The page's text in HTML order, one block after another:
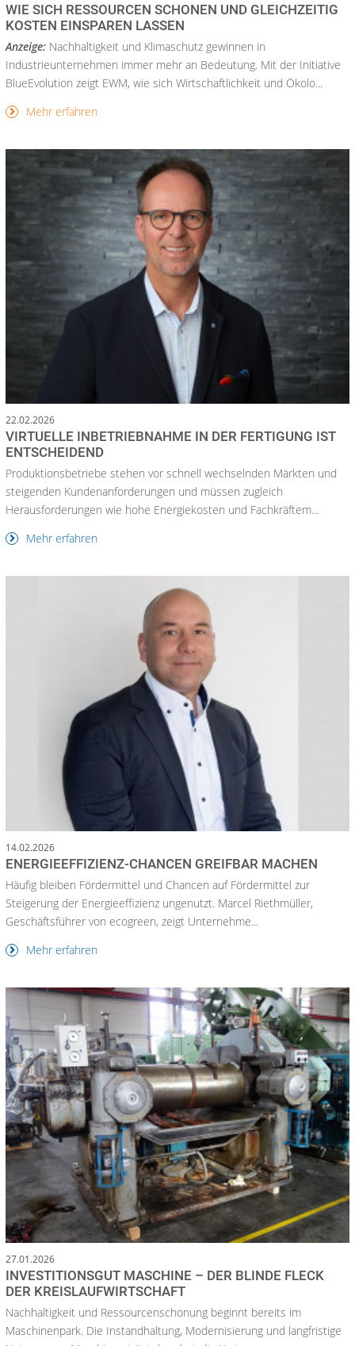
WIE SICH RESSOURCEN SCHONEN UND GLEICHZEITIG
KOSTEN EINSPAREN LASSEN
Anzeige: Nachhaltigkeit und Klimaschutz gewinnen in
Industrieunternehmen immer mehr an Bedeutung. Mit der Initiative
BlueEvolution zeigt EWM, wie sich Wirtschaftlichkeit und Ökolo...
Mehr erfahren
22.02.2026
VIRTUELLE INBETRIEBNAHME IN DER FERTIGUNG IST
ENTSCHEIDEND
Produktionsbetriebe stehen vor schnell wechselnden Märkten und
steigenden Kundenanforderungen und müssen zugleich
Herausforderungen wie hohe Energiekosten und Fachkräftem...
Mehr erfahren
14.02.2026
ENERGIEEFFIZIENZ-CHANCEN GREIFBAR MACHEN
Häufig bleiben Fördermittel und Chancen auf Fördermittel zur
Steigerung der Energieeffizienz ungenutzt. Marcel Riethmüller,
Geschäftsführer von ecogreen, zeigt Unternehme...
Mehr erfahren
27.01.2026
INVESTITIONSGUT MASCHINE – DER BLINDE FLECK
DER KREISLAUFWIRTSCHAFT
Nachhaltigkeit und Ressourcenschonung beginnt bereits im
Maschinenpark. Die Instandhaltung, Modernisierung und langfristige